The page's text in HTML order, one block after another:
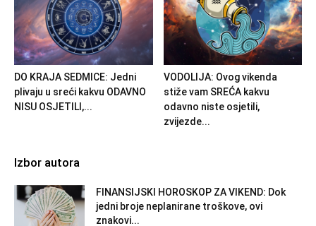
DO KRAJA SEDMICE: Jedni
plivaju u sreći kakvu ODAVNO
NISU OSJETILI,...
VODOLIJA: Ovog vikenda
stiže vam SREĆA kakvu
odavno niste osjetili,
zvijezde...
Izbor autora
FINANSIJSKI HOROSKOP ZA VIKEND: Dok
jedni broje neplanirane troškove, ovi
znakovi...